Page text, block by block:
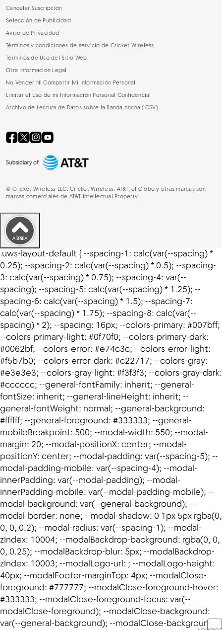
Cancelar Suscripción
Selección de Publicidad
Aviso de Privacidad
Términos y condiciones de servicio de Cricket Wireless
Términos de Uso del Sitio Web
Otra Información Legal
No Vender Ni Compartir Mi Información Personal
Limitar el Uso de mi Información Personal Confidencial
Archivo de Lectura de Datos sobre la Banda Ancha (.CSV)
© Cricket Wireless LLC. Cricket Wireless, AT&T, el Globo y otras marcas son
marcas comerciales de AT&T Intellectual Property.